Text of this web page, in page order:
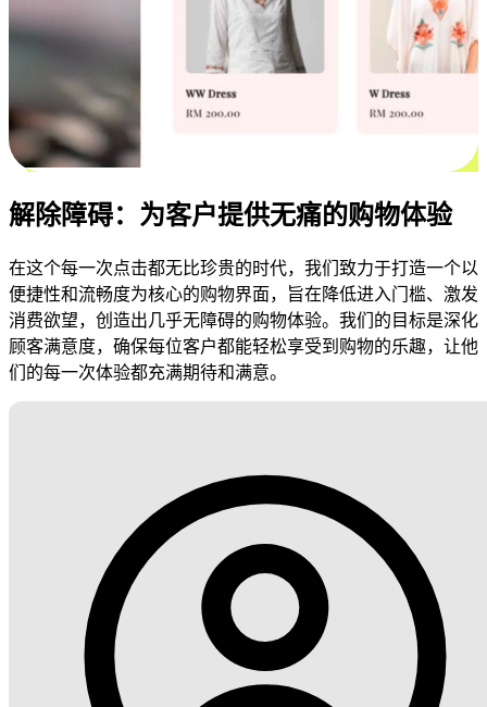
解除障碍：为客户提供无痛的购物体验
在这个每一次点击都无比珍贵的时代，我们致力于打造一个以
便捷性和流畅度为核心的购物界面，旨在降低进入门槛、激发
消费欲望，创造出几乎无障碍的购物体验。我们的目标是深化
顾客满意度，确保每位客户都能轻松享受到购物的乐趣，让他
们的每一次体验都充满期待和满意。